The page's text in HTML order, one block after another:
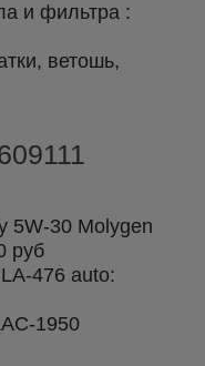
и фильтра :
ветошь,
5W-30 Molygen
руб
476 auto:
1950